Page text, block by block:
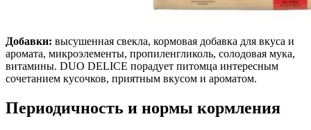
Добавки: высушенная свекла, кормовая добавка для вкуса и
аромата, микроэлементы, пропиленгликоль, солодовая мука,
витамины. DUO DELICE порадует питомца интересным
сочетанием кусочков, приятным вкусом и ароматом.
Периодичность и нормы кормления